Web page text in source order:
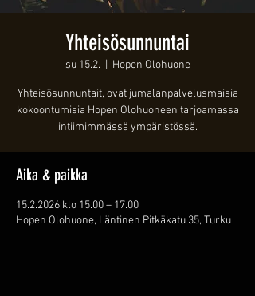
Yhteisösunnuntai
su 15.2. Hopen Olohuone
Yhteisösunnuntait, ovat jumalanpalvelusmaisia
kokoontumisia Hopen Olohuoneen tarjoamassa
intiimimmässä ympäristössä.
Aika & paikka
15.2.2026 klo 15.00 – 17.00
Hopen Olohuone, Läntinen Pitkäkatu 35, Turku